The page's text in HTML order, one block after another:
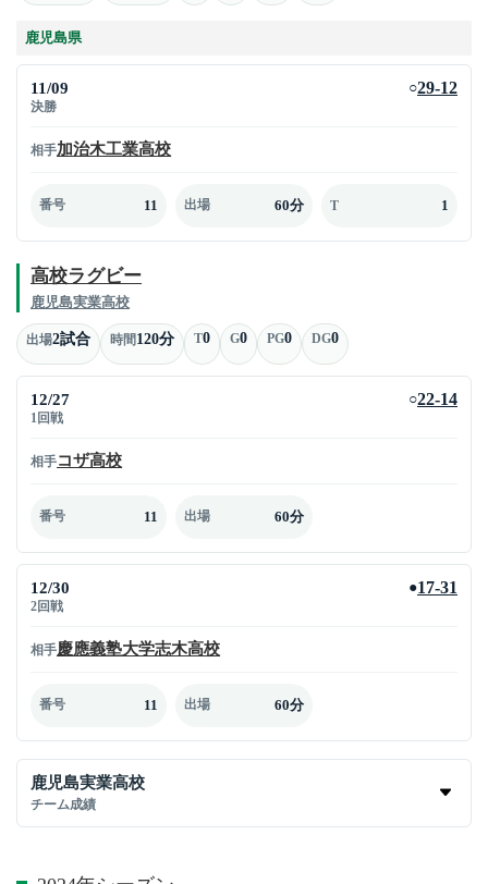
鹿児島県
11/09
決勝
○29-12
相手加治木工業高校
番号 11 出場 60分 T 1
高校ラグビー
鹿児島実業高校
出場2試合 時間120分 T0 G0 PG0 DG0
12/27
1回戦
○22-14
相手コザ高校
番号 11 出場 60分
12/30
2回戦
●17-31
相手慶應義塾大学志木高校
番号 11 出場 60分
鹿児島実業高校
チーム成績